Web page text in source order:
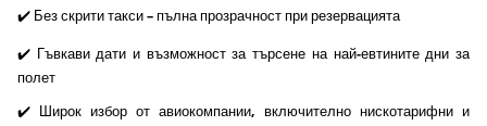
✔️ Без скрити такси – пълна прозрачност при резервацията
✔️ Гъвкави дати и възможност за търсене на най-евтините дни за
полет
✔️ Широк избор от авиокомпании, включително нискотарифни и